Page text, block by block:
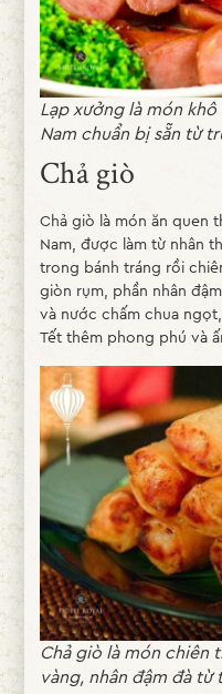
Lạp xưởng là món
Nam chuẩn bị sẵn từ
Chả giò
Chả giò là món ăn quen
Nam, được làm từ nhân
trong bánh tráng rồi
giòn rụm, phần nhân
và nước chấm chua
Tết thêm phong phú và
Chả giò là món
vàng, nhân đậm đà từ